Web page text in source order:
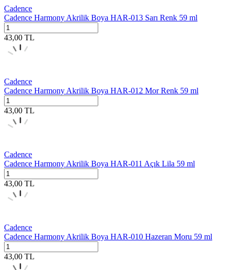
Cadence
Cadence Harmony Akrilik Boya HAR-013 Sarı Renk 59 ml
43,00 TL
Cadence
Cadence Harmony Akrilik Boya HAR-012 Mor Renk 59 ml
43,00 TL
Cadence
Cadence Harmony Akrilik Boya HAR-011 Açık Lila 59 ml
43,00 TL
Cadence
Cadence Harmony Akrilik Boya HAR-010 Hazeran Moru 59 ml
43,00 TL